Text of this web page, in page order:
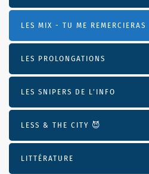
LES MIX - TU ME REMERCIERAS
LES PROLONGATIONS
LES SNIPERS DE L’INFO
LESS & THE CITY 😈
LITTÉRATURE